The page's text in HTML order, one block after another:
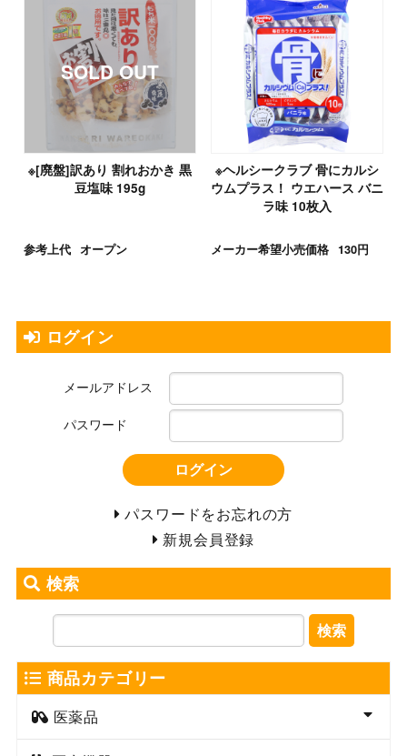
※[廃盤]訳あり 割れおかき 黒
豆塩味 195g
参考上代 オープン
※ヘルシークラブ 骨にカルシ
ウムプラス！ ウエハース バニ
ラ味 10枚入
メーカー希望小売価格 130円
ログイン
メールアドレス
パスワード
ログイン
パスワードをお忘れの方
新規会員登録
検索
検索
商品カテゴリー
医薬品